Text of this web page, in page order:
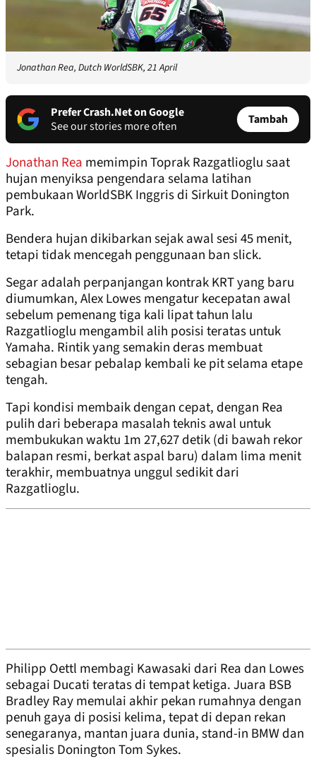
Jonathan Rea, Dutch WorldSBK, 21 April
Prefer Crash.Net on Google
See our stories more often
Tambah
Jonathan Rea memimpin Toprak Razgatlioglu saat
hujan menyiksa pengendara selama latihan
pembukaan WorldSBK Inggris di Sirkuit Donington
Park.
Bendera hujan dikibarkan sejak awal sesi 45 menit,
tetapi tidak mencegah penggunaan ban slick.
Segar adalah perpanjangan kontrak KRT yang baru
diumumkan, Alex Lowes mengatur kecepatan awal
sebelum pemenang tiga kali lipat tahun lalu
Razgatlioglu mengambil alih posisi teratas untuk
Yamaha. Rintik yang semakin deras membuat
sebagian besar pebalap kembali ke pit selama etape
tengah.
Tapi kondisi membaik dengan cepat, dengan Rea
pulih dari beberapa masalah teknis awal untuk
membukukan waktu 1m 27,627 detik (di bawah rekor
balapan resmi, berkat aspal baru) dalam lima menit
terakhir, membuatnya unggul sedikit dari
Razgatlioglu.
Philipp Oettl membagi Kawasaki dari Rea dan Lowes
sebagai Ducati teratas di tempat ketiga. Juara BSB
Bradley Ray memulai akhir pekan rumahnya dengan
penuh gaya di posisi kelima, tepat di depan rekan
senegaranya, mantan juara dunia, stand-in BMW dan
spesialis Donington Tom Sykes.